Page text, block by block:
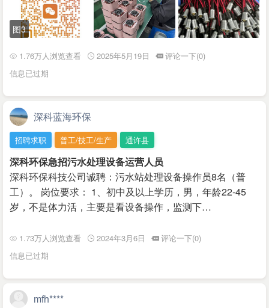
图3
1.76万人浏览查看 2025年5月19日
评论一下(0)
信息已过期
深科蓝海环保
招聘求职 普工/技工/生产 通许县
深科环保急招污水处理设备运营人员
深科环保科技公司诚聘：污水站处理设备操作员8名（普
工）。 岗位要求： 1、初中及以上学历，男，年龄22-45
岁，不是体力活，主要是看设备操作，监测下…
1.73万人浏览查看 2024年3月6日
评论一下(0)
信息已过期
mfh****